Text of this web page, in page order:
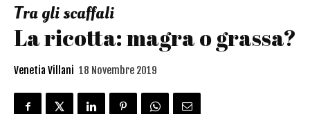
Tra gli scaffali
La ricotta: magra o grassa?
Venetia Villani 18 Novembre 2019